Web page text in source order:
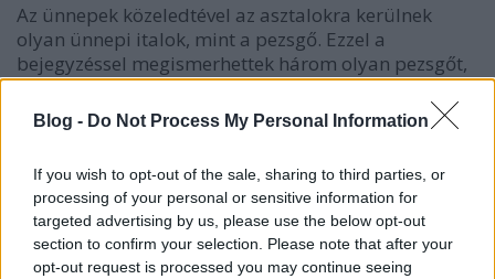
Blog - Do Not Process My Personal Information
If you wish to opt-out of the sale, sharing to third parties, or
processing of your personal or sensitive information for
targeted advertising by us, please use the below opt-out
section to confirm your selection. Please note that after your
opt-out request is processed you may continue seeing
Az ünnepek közeledtével az asztalokra kerülnek
olyan ünnepi italok, mint a pezsgő. Ezzel a
bejegyzéssel megismerhettek három olyan pezsgőt,
amelyeknek a minősége akár egy champagne-nyal is
vetekedhet!